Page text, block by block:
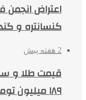
اعتراض انجمن
کنسانتره و
2 هفته پیش
قیمت طلا و
۱۸۹ میلیون تومان